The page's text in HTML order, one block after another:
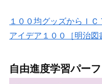
１００均グッズからＩ
アイデア１００［明治図
自由進度学習パー